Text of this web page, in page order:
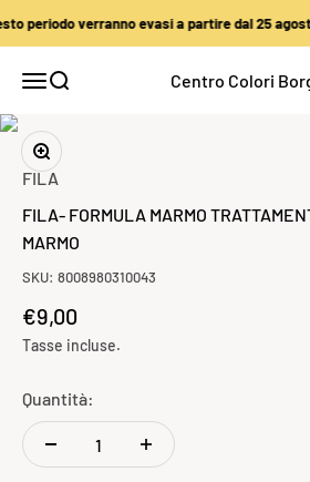
periodo verranno evasi a partire dal 25
Apri il menu di navigazione
Mostra il menu di ricerca
Centro Colori
Ingrandisci immagine
FILA
FILA- FORMULA MARMO
MARMO
SKU: 8008980310043
Prezzo scontato
€9,00
Tasse incluse.
Quantità: